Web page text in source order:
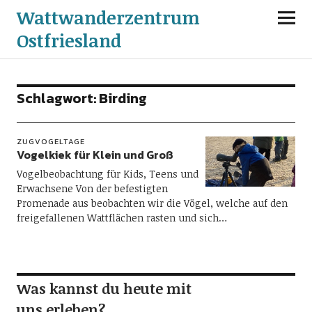
Wattwanderzentrum
Ostfriesland
Schlagwort:Birding
ZUGVOGELTAGE
Vogelkiek für Klein und Groß
Vogelbeobachtung für Kids, Teens und
Erwachsene Von der befestigten
Promenade aus beobachten wir die Vögel, welche auf den
freigefallenen Wattflächen rasten und sich…
Was kannst du heute mit